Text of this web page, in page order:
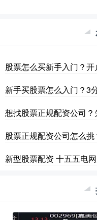
股票怎么买新手入门？
新手买股票怎么入门？3
想找股票正规配资公司
股票正规配资公司怎么
新型股票配资 十五五电